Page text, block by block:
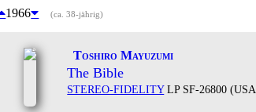
1966 (ca. 38-jährig)
Toshiro Mayuzumi
The Bible
STEREO-FIDELITYLP SF-26800 (USA